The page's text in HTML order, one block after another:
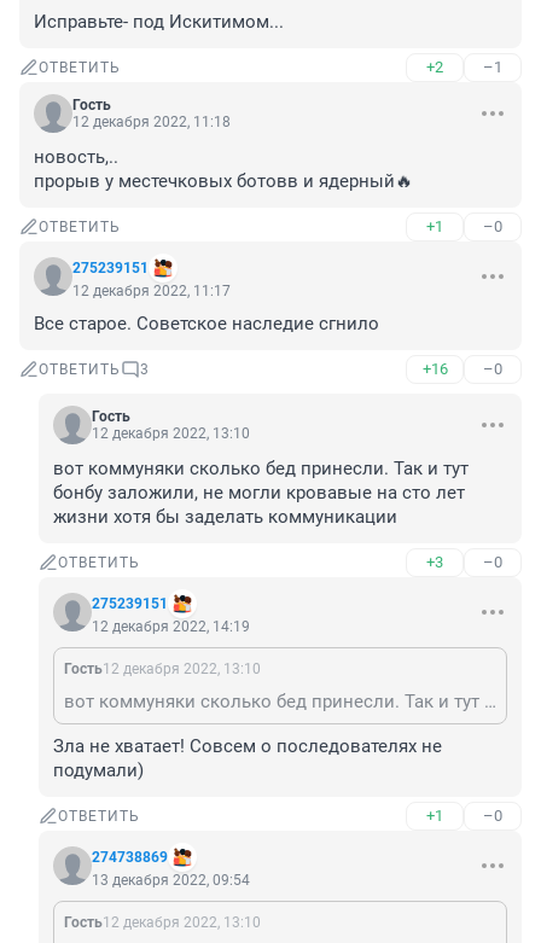
Исправьте- под Искитимом...
ОТВЕТИТЬ +2 –1
Гость
12 декабря 2022, 11:18
новость,..
прорыв у местечковых ботовв и ядерный🔥
ОТВЕТИТЬ +1 –0
275239151
12 декабря 2022, 11:17
Все старое. Советское наследие сгнило
ОТВЕТИТЬ 3 +16 –0
Гость
12 декабря 2022, 13:10
вот коммуняки сколько бед принесли. Так и тут
бонбу заложили, не могли кровавые на сто лет
жизни хотя бы заделать коммуникации
ОТВЕТИТЬ +3 –0
275239151
12 декабря 2022, 14:19
Гость12 декабря 2022, 13:10
вот коммуняки сколько бед принесли. Так и тут бонбу заложили, не могли кровавые на сто лет жизни хотя бы заделать коммуникации
Зла не хватает! Совсем о последователях не
подумали)
ОТВЕТИТЬ +1 –0
274738869
13 декабря 2022, 09:54
Гость12 декабря 2022, 13:10